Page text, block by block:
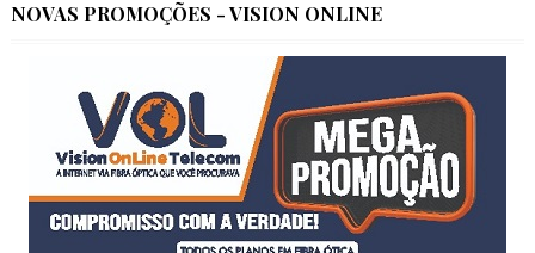
NOVAS PROMOÇÕES - VISION ONLINE